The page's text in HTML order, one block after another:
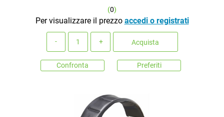
(0)
Per visualizzare il prezzo accedi o registrati
Acquista
Confronta Preferiti